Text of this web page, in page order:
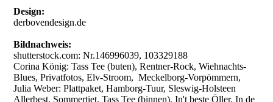
Design:
derbovendesign.de
Bildnachweis:
shutterstock.com: Nr.146996039, 103329188
Corina König: Tass Tee (buten), Rentner-Rock, Wiehnachts-
Blues, Privatfotos, Elv-Stroom, Meckelborg-Vorpömmern,
Julia Weber: Plattpaket, Hamborg-Tuur, Sleswig-Holsteen
Allerbest, Sommertiet, Tass Tee (binnen), In't beste Öller, In de